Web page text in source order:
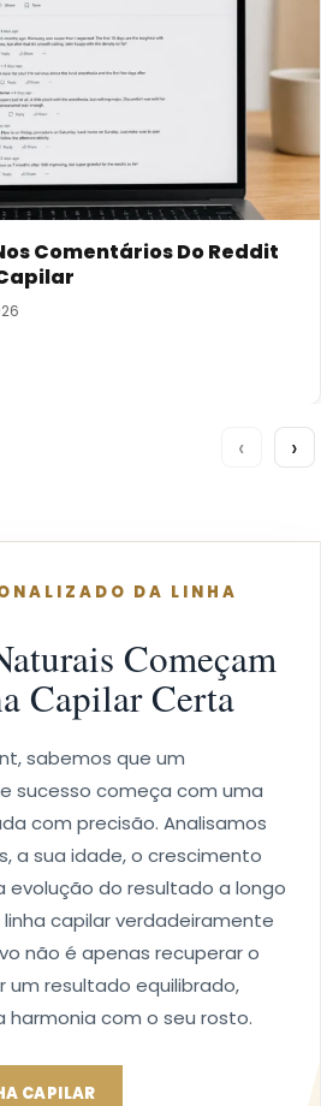
Comentários Do Reddit
‹ ›
DA LINHA
Começam
Capilar Certa
sabemos que um
sucesso começa com uma
com precisão. Analisamos
a sua idade, o crescimento
evolução do resultado a longo
capilar verdadeiramente
não é apenas recuperar o
um resultado equilibrado,
com o seu rosto.
CAPILAR